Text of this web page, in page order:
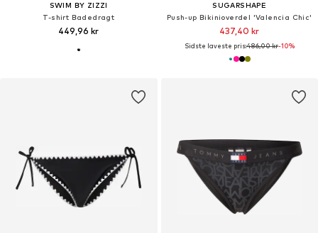
SWIM BY ZIZZI
T-shirt Badedragt
449,96 kr
SUGARSHAPE
Push-up Bikinioverdel 'Valencia Chic'
437,40 kr
Sidste laveste pris:486,00 kr-10%